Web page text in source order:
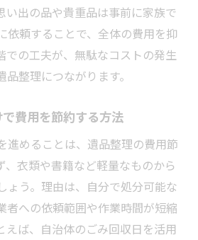
い出の品や貴重品は事前に家族で
依頼することで、全体の費用を抑
での工夫が、無駄なコストの発生
整理につながります。
費用を節約する方法
進めることは、遺品整理の費用節
、衣類や書籍など軽量なものから
ょう。理由は、自分で処分可能な
者への依頼範囲や作業時間が短縮
えば、自治体のごみ回収日を活用